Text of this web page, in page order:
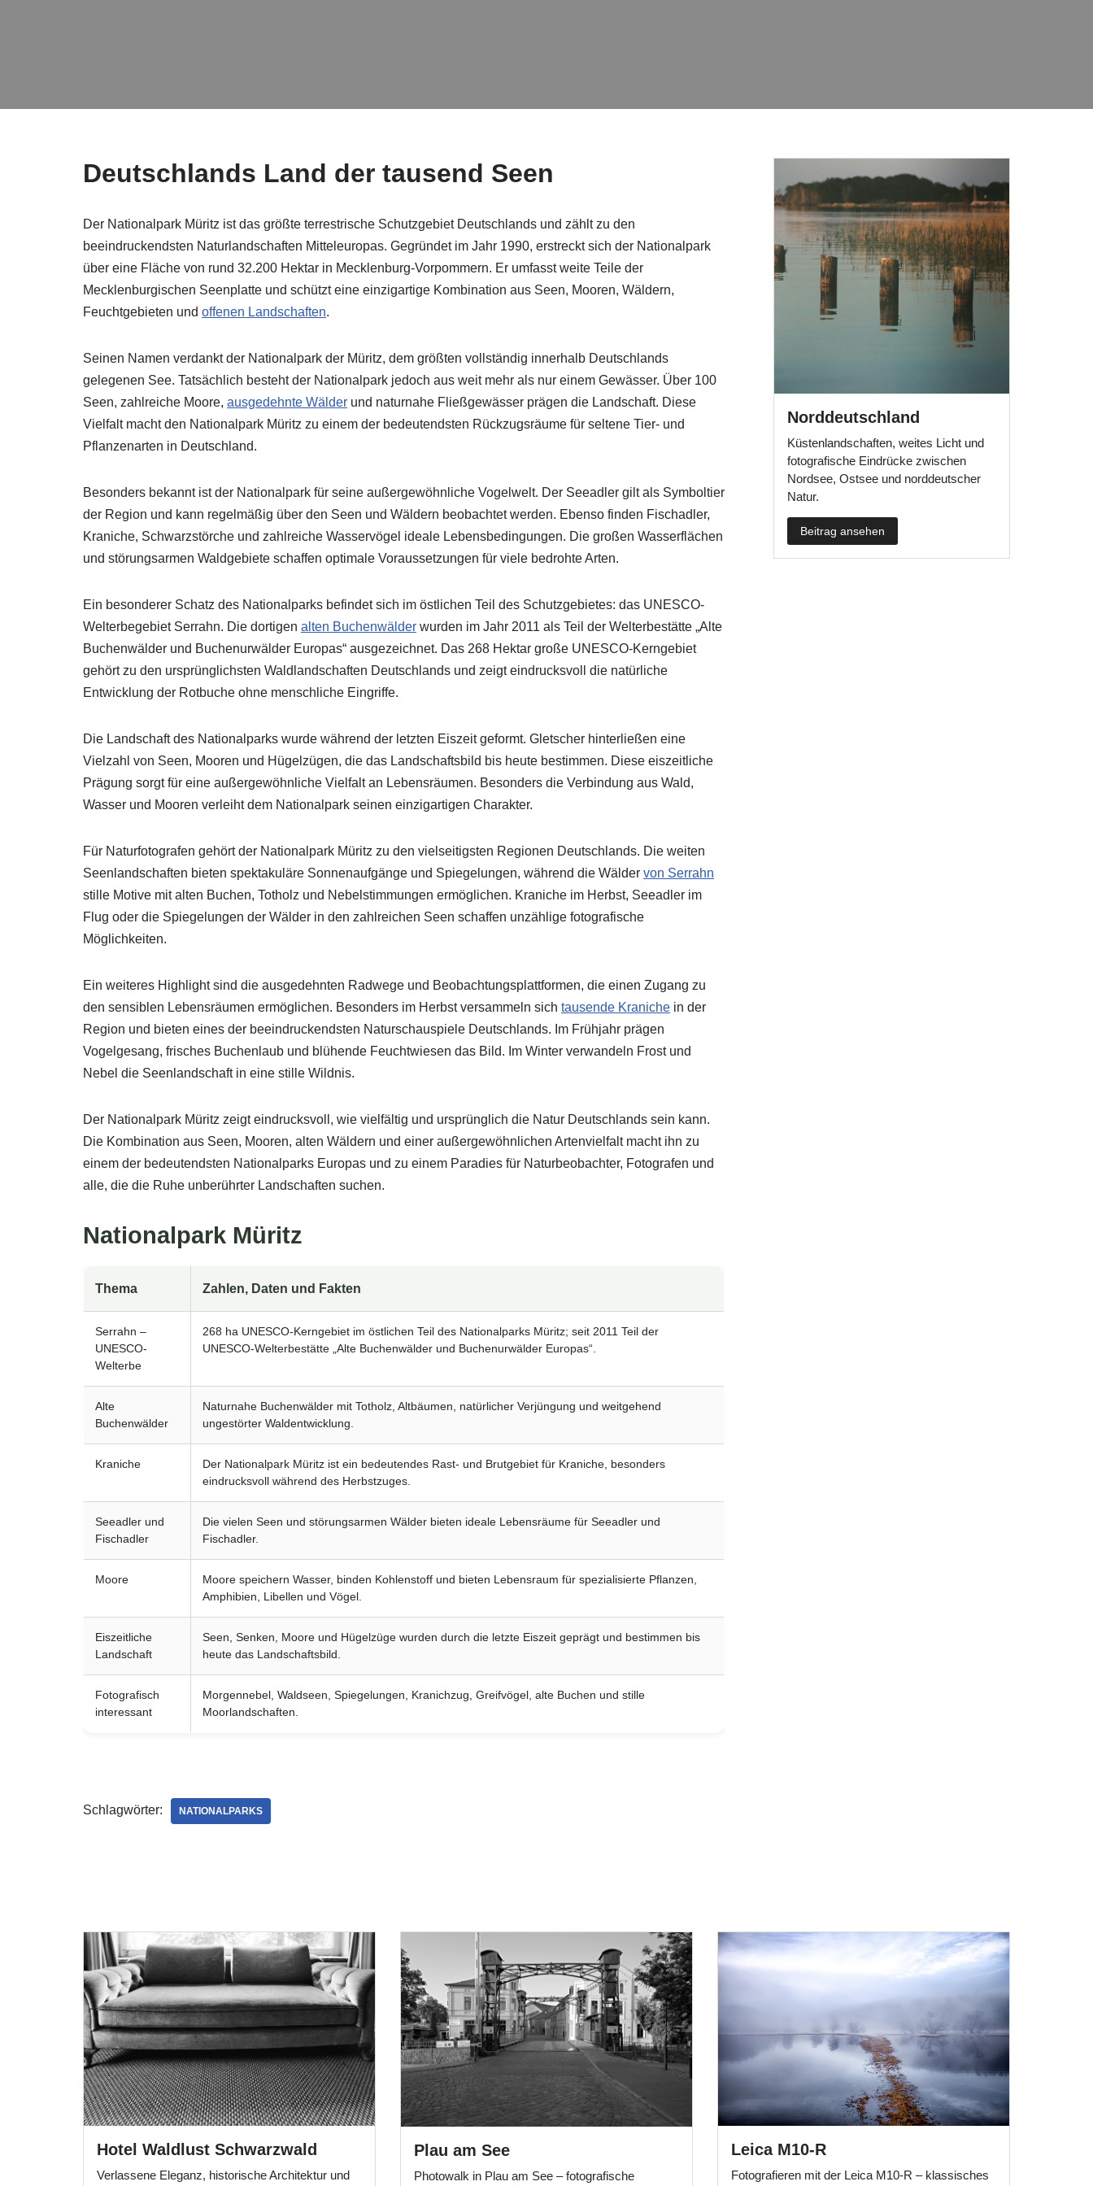
Deutschlands Land der tausend Seen
Der Nationalpark Müritz ist das größte terrestrische Schutzgebiet Deutschlands und zählt zu den
beeindruckendsten Naturlandschaften Mitteleuropas. Gegründet im Jahr 1990, erstreckt sich der Nationalpark
über eine Fläche von rund 32.200 Hektar in Mecklenburg-Vorpommern. Er umfasst weite Teile der
Mecklenburgischen Seenplatte und schützt eine einzigartige Kombination aus Seen, Mooren, Wäldern,
Feuchtgebieten und offenen Landschaften.
Seinen Namen verdankt der Nationalpark der Müritz, dem größten vollständig innerhalb Deutschlands
gelegenen See. Tatsächlich besteht der Nationalpark jedoch aus weit mehr als nur einem Gewässer. Über 100
Seen, zahlreiche Moore, ausgedehnte Wälder und naturnahe Fließgewässer prägen die Landschaft. Diese
Vielfalt macht den Nationalpark Müritz zu einem der bedeutendsten Rückzugsräume für seltene Tier- und
Pflanzenarten in Deutschland.
Besonders bekannt ist der Nationalpark für seine außergewöhnliche Vogelwelt. Der Seeadler gilt als Symboltier
der Region und kann regelmäßig über den Seen und Wäldern beobachtet werden. Ebenso finden Fischadler,
Kraniche, Schwarzstörche und zahlreiche Wasservögel ideale Lebensbedingungen. Die großen Wasserflächen
und störungsarmen Waldgebiete schaffen optimale Voraussetzungen für viele bedrohte Arten.
Ein besonderer Schatz des Nationalparks befindet sich im östlichen Teil des Schutzgebietes: das UNESCO-
Welterbegebiet Serrahn. Die dortigen alten Buchenwälder wurden im Jahr 2011 als Teil der Welterbestätte „Alte
Buchenwälder und Buchenurwälder Europas“ ausgezeichnet. Das 268 Hektar große UNESCO-Kerngebiet
gehört zu den ursprünglichsten Waldlandschaften Deutschlands und zeigt eindrucksvoll die natürliche
Entwicklung der Rotbuche ohne menschliche Eingriffe.
Die Landschaft des Nationalparks wurde während der letzten Eiszeit geformt. Gletscher hinterließen eine
Vielzahl von Seen, Mooren und Hügelzügen, die das Landschaftsbild bis heute bestimmen. Diese eiszeitliche
Prägung sorgt für eine außergewöhnliche Vielfalt an Lebensräumen. Besonders die Verbindung aus Wald,
Wasser und Mooren verleiht dem Nationalpark seinen einzigartigen Charakter.
Für Naturfotografen gehört der Nationalpark Müritz zu den vielseitigsten Regionen Deutschlands. Die weiten
Seenlandschaften bieten spektakuläre Sonnenaufgänge und Spiegelungen, während die Wälder von Serrahn
stille Motive mit alten Buchen, Totholz und Nebelstimmungen ermöglichen. Kraniche im Herbst, Seeadler im
Flug oder die Spiegelungen der Wälder in den zahlreichen Seen schaffen unzählige fotografische
Möglichkeiten.
Ein weiteres Highlight sind die ausgedehnten Radwege und Beobachtungsplattformen, die einen Zugang zu
den sensiblen Lebensräumen ermöglichen. Besonders im Herbst versammeln sich tausende Kraniche in der
Region und bieten eines der beeindruckendsten Naturschauspiele Deutschlands. Im Frühjahr prägen
Vogelgesang, frisches Buchenlaub und blühende Feuchtwiesen das Bild. Im Winter verwandeln Frost und
Nebel die Seenlandschaft in eine stille Wildnis.
Der Nationalpark Müritz zeigt eindrucksvoll, wie vielfältig und ursprünglich die Natur Deutschlands sein kann.
Die Kombination aus Seen, Mooren, alten Wäldern und einer außergewöhnlichen Artenvielfalt macht ihn zu
einem der bedeutendsten Nationalparks Europas und zu einem Paradies für Naturbeobachter, Fotografen und
alle, die die Ruhe unberührter Landschaften suchen.
Nationalpark Müritz
Thema Zahlen, Daten und Fakten
Serrahn –
UNESCO-
Welterbe
268 ha UNESCO-Kerngebiet im östlichen Teil des Nationalparks Müritz; seit 2011 Teil der
UNESCO-Welterbestätte „Alte Buchenwälder und Buchenurwälder Europas“.
Alte
Buchenwälder
Naturnahe Buchenwälder mit Totholz, Altbäumen, natürlicher Verjüngung und weitgehend
ungestörter Waldentwicklung.
Kraniche
Der Nationalpark Müritz ist ein bedeutendes Rast- und Brutgebiet für Kraniche, besonders
eindrucksvoll während des Herbstzuges.
Seeadler und
Fischadler
Die vielen Seen und störungsarmen Wälder bieten ideale Lebensräume für Seeadler und
Fischadler.
Moore
Moore speichern Wasser, binden Kohlenstoff und bieten Lebensraum für spezialisierte Pflanzen,
Amphibien, Libellen und Vögel.
Eiszeitliche
Landschaft
Seen, Senken, Moore und Hügelzüge wurden durch die letzte Eiszeit geprägt und bestimmen bis
heute das Landschaftsbild.
Fotografisch
interessant
Morgennebel, Waldseen, Spiegelungen, Kranichzug, Greifvögel, alte Buchen und stille
Moorlandschaften.
Schlagwörter: NATIONALPARKS
Norddeutschland
Küstenlandschaften, weites Licht und
fotografische Eindrücke zwischen
Nordsee, Ostsee und norddeutscher
Natur.
Beitrag ansehen
Hotel Waldlust Schwarzwald
Verlassene Eleganz, historische Architektur und
Plau am See
Photowalk in Plau am See – fotografische
Leica M10-R
Fotografieren mit der Leica M10-R – klassisches